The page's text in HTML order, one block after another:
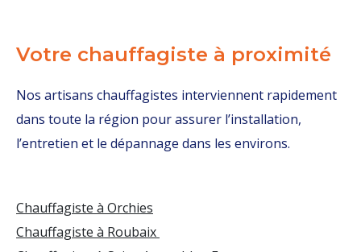
Votre chauffagiste à proximité
Nos artisans chauffagistes interviennent rapidement
dans toute la région pour assurer l’installation,
l’entretien et le dépannage dans les environs.
Chauffagiste à Orchies
Chauffagiste à Roubaix